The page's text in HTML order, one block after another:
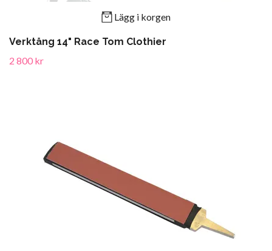
Lägg i korgen
Verktång 14" Race Tom Clothier
2 800 kr